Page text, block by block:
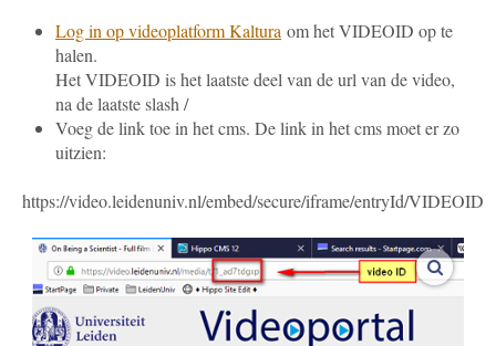
Log in op videoplatform Kaltura om het VIDEOID op te
halen.
Het VIDEOID is het laatste deel van de url van de video,
na de laatste slash /
Voeg de link toe in het cms. De link in het cms moet er zo
uitzien:
https://video.leidenuniv.nl/embed/secure/iframe/entryId/VIDEOID